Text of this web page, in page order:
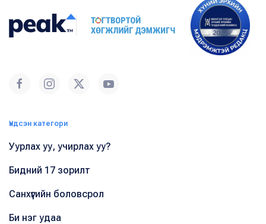
Үндсэн категори
Уурлах уу, учирлах уу?
Бидний 17 зорилт
Санхүүгийн боловсрол
Би нэг удаа